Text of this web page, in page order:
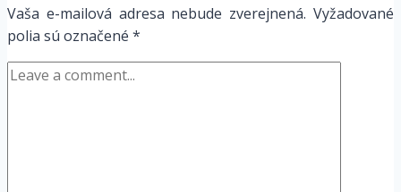
e1
Vaša e-mailová adresa nebude zverejnená. Vyžadované
polia sú označené *